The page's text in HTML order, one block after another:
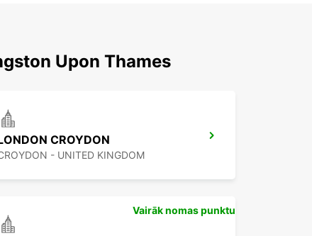
Upon Thames
CROYDON
- UNITED KINGDOM
Vairāk nomas punktu